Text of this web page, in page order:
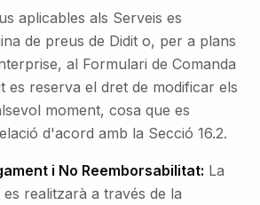
aplicables als Serveis es
de preus de Didit o, per a plans
al Formulari de Comanda
es reserva el dret de modificar els
moment, cosa que es
d'acord amb la Secció 16.2.
i No Reemborsabilitat: La
realitzarà a través de la